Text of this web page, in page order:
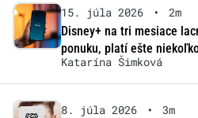
15. júla 2026 •
2m
Disney+ na tri mesiace
ponuku, platí ešte
Katarína Šimková
8. júla 2026 •
3m